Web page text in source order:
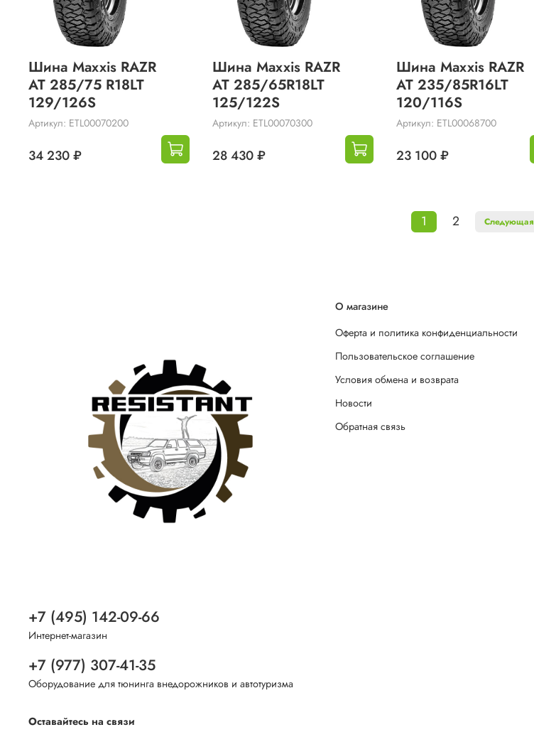
Шина Maxxis RAZR
AT 285/75 R18LT
129/126S
Артикул: ETL00070200
34 230 ₽
Шина Maxxis RAZR
AT 285/65R18LT
125/122S
Артикул: ETL00070300
28 430 ₽
Шина Maxxis RAZR
AT 235/85R16LT
120/116S
Артикул: ETL00068700
23 100 ₽
1 2 Следующая
О магазине
Оферта и политика конфиденциальности
Пользовательское соглашение
Условия обмена и возврата
Новости
Обратная связь
+7 (495) 142-09-66
Интернет-магазин
+7 (977) 307-41-35
Оборудование для тюнинга внедорожников и автотуризма
Оставайтесь на связи